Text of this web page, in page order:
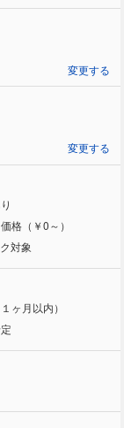
変更する
変更する
格（￥0～）
対象
ヶ月以内）